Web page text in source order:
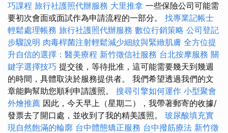
巧課程 旅行社護照代辦服務 大里推拿 一些保險公司可能需
要初次會面或面試作為申請流程的一部分。 找專業記帳士
輕鬆處理帳務 旅行社護照代辦服務 數位行銷策略 公司登記
步驟說明 肉毒桿菌注射輕鬆減少細紋與緊緻肌膚 全方位提
升自信的選擇：醫美療程 新竹徵信社服務 台北按摩服務 關
鍵字選擇技巧 提交後，等待批准，這可能需要幾天到幾週
的時間，具體取決於服務提供者。 我們希望透過我們的文
章能夠幫助您順利申請護照。 搜尋引擎如何運作 小型聚會
外燴推薦 因此，今天早上（星期二），我帶著郵寄的收據/
發票去了開口處，並收到了我的精美護照。 玻尿酸填充實
現自然飽滿的輪廓 台中體態矯正服務 台中撥筋療法 新竹徵